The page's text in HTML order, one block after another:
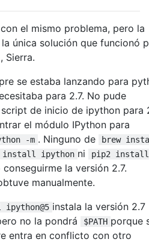
el mismo problema, pero la
única solución que funcionó
Sierra.
se estaba lanzando para
para 2.7. No pude
de inicio de ipython para
el módulo IPython para
-m . Ninguno de
brew
install ipython ni
pip2 install
conseguirme la versión 2.7.
manualmente.
instala la versión 2.7
no la pondrá $PATH porque
entra en conflicto con otro